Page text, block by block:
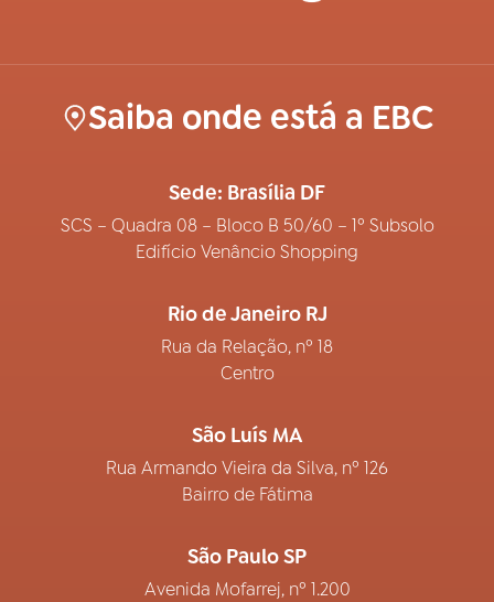
Saiba onde está a EBC
Sede: Brasília DF
SCS – Quadra 08 – Bloco B 50/60 – 1º Subsolo
Edifício Venâncio Shopping
Rio de Janeiro RJ
Rua da Relação, nº 18
Centro
São Luís MA
Rua Armando Vieira da Silva, nº 126
Bairro de Fátima
São Paulo SP
Avenida Mofarrej, nº 1.200